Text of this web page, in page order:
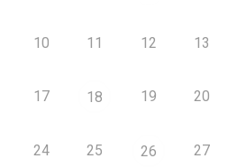
10 11 12 13
17 18 19 20
24 25 26 27